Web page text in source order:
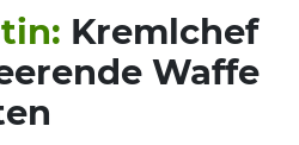
Kremlchef
Waffe